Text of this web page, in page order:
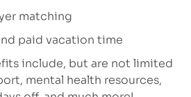
matching
paid vacation time
include, but are not limited
mental health resources,